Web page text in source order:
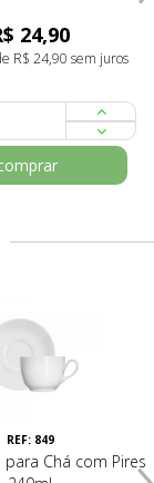
24,90
R$ 24,90 sem juros
REF: 849
para Chá com Pires